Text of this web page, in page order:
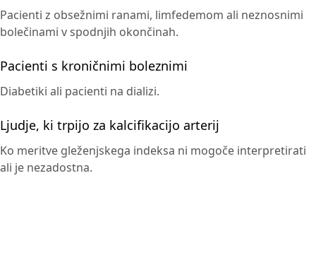
Pacienti z obsežnimi ranami, limfedemom ali neznosnimi
bolečinami v spodnjih okončinah.
Pacienti s kroničnimi boleznimi
Diabetiki ali pacienti na dializi.
Ljudje, ki trpijo za kalcifikacijo arterij
Ko meritve gleženjskega indeksa ni mogoče interpretirati
ali je nezadostna.